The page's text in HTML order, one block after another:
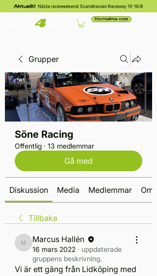
Aktuellt! Nästa raceweekend: Scandinavian Raceway 15-16/8
Kontakta oss
Grupper
Söne Racing
Offentlig · 13 medlemmar
Gå med
Diskussion Media Medlemmar Om
Tillbaka
Marcus Hallén
Marcus Hallén
16 mars 2022 · uppdaterade
gruppens beskrivning.
Vi är ett gäng från Lidköping med